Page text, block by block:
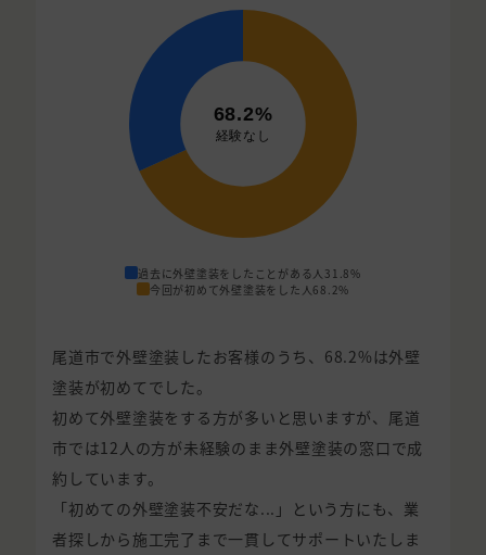
過去に外壁塗装をしたことがある人 31.8%
今回が初めて外壁塗装をした人68.2%
尾道市で外壁塗装したお客様のうち、68.2%は外壁
塗装が初めてでした。
初めて外壁塗装をする方が多いと思いますが、尾道
市では12人の方が未経験のまま外壁塗装の窓口で成
約しています。
「初めての外壁塗装不安だな...」という方にも、業
者探しから施工完了まで一貫してサポートいたしま